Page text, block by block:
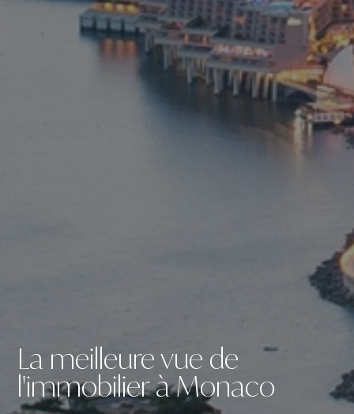
La meilleure vue de
l'immobilier à Monaco